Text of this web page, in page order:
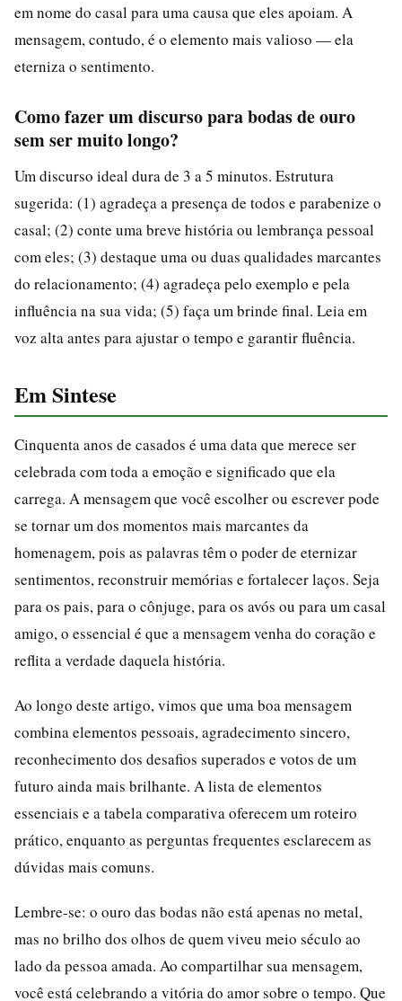
em nome do casal para uma causa que eles apoiam. A
mensagem, contudo, é o elemento mais valioso — ela
eterniza o sentimento.
Como fazer um discurso para bodas de ouro
sem ser muito longo?
Um discurso ideal dura de 3 a 5 minutos. Estrutura
sugerida: (1) agradeça a presença de todos e parabenize o
casal; (2) conte uma breve história ou lembrança pessoal
com eles; (3) destaque uma ou duas qualidades marcantes
do relacionamento; (4) agradeça pelo exemplo e pela
influência na sua vida; (5) faça um brinde final. Leia em
voz alta antes para ajustar o tempo e garantir fluência.
Em Sintese
Cinquenta anos de casados é uma data que merece ser
celebrada com toda a emoção e significado que ela
carrega. A mensagem que você escolher ou escrever pode
se tornar um dos momentos mais marcantes da
homenagem, pois as palavras têm o poder de eternizar
sentimentos, reconstruir memórias e fortalecer laços. Seja
para os pais, para o cônjuge, para os avós ou para um casal
amigo, o essencial é que a mensagem venha do coração e
reflita a verdade daquela história.
Ao longo deste artigo, vimos que uma boa mensagem
combina elementos pessoais, agradecimento sincero,
reconhecimento dos desafios superados e votos de um
futuro ainda mais brilhante. A lista de elementos
essenciais e a tabela comparativa oferecem um roteiro
prático, enquanto as perguntas frequentes esclarecem as
dúvidas mais comuns.
Lembre-se: o ouro das bodas não está apenas no metal,
mas no brilho dos olhos de quem viveu meio século ao
lado da pessoa amada. Ao compartilhar sua mensagem,
você está celebrando a vitória do amor sobre o tempo. Que